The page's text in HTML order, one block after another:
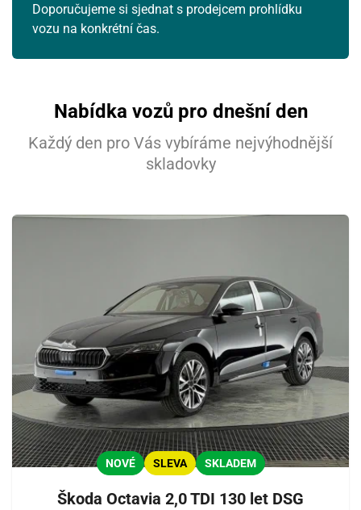
Doporučujeme si sjednat s prodejcem prohlídku
vozu na konkrétní čas.
Nabídka vozů pro dnešní den
Každý den pro Vás vybíráme nejvýhodnější
skladovky
NOVÉ SLEVA SKLADEM
Škoda Octavia 2,0 TDI 130 let DSG